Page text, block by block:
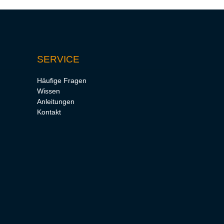
SERVICE
Häufige Fragen
Wissen
Anleitungen
Kontakt